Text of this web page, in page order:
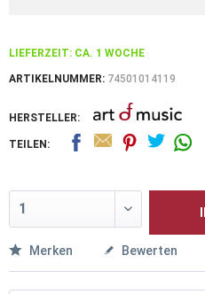
LIEFERZEIT: CA. 1 WOCHE
ARTIKELNUMMER: 74501014119
HERSTELLER:
TEILEN:
Merken Bewerten